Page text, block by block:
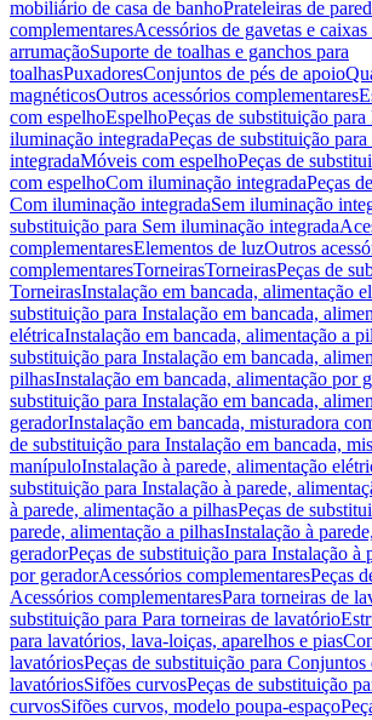
mobiliário de casa de banhoPrateleiras de
complementaresAcessórios de gavetas e caixas
arrumaçãoSuporte de toalhas e ganchos para
toalhasPuxadoresConjuntos de pés de apoio
magnéticosOutros acessórios complementares
com espelhoEspelhoPeças de substituição
iluminação integradaPeças de substituição
integradaMóveis com espelhoPeças de
com espelhoCom iluminação integradaPeças
Com iluminação integradaSem iluminação
substituição para Sem iluminação integrada
complementaresElementos de luzOutros
complementaresTorneirasTorneirasPeças de
TorneirasInstalação em bancada, alimentação
substituição para Instalação em bancada,
elétricaInstalação em bancada, alimentação a
substituição para Instalação em bancada,
pilhasInstalação em bancada, alimentação por
substituição para Instalação em bancada,
geradorInstalação em bancada, misturadora
de substituição para Instalação em bancada,
manípuloInstalação à parede, alimentação
substituição para Instalação à parede,
à parede, alimentação a pilhasPeças de
parede, alimentação a pilhasInstalação à
geradorPeças de substituição para Instalação à
por geradorAcessórios complementaresPeças
Acessórios complementaresPara torneiras de
substituição para Para torneiras de lavatório
para lavatórios, lava-loiças, aparelhos e pias
lavatóriosPeças de substituição para Conjuntos
lavatóriosSifões curvosPeças de substituição
curvosSifões curvos, modelo poupa-espaço